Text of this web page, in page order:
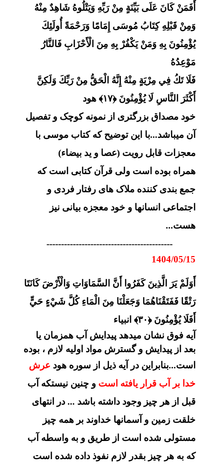
أَفَمَنْ كَانَ عَلَى بَيِّنَةٍ مِنْ رَبِّهِ وَيَتْلُوهُ شَاهِدٌ مِنْهُ
وَمِنْ قَبْلِهِ كِتَابُ مُوسَى إِمَامًا وَرَحْمَةً أُولَئِكَ
يُؤْمِنُونَ بِهِ وَمَنْ يَكْفُرْ بِهِ مِنَ الْأَحْزَابِ فَالنَّارُ
مَوْعِدُهُ
فَلَا تَكُ فِي مِرْيَةٍ مِنْهُ إِنَّهُ الْحَقُّ مِنْ رَبِّكَ وَلَكِنَّ
أَكْثَرَ النَّاسِ لَا يُؤْمِنُونَ ﴿۱۷﴾ هود
خود مصداق بزرگتری از نمونه کوچک و تفصیل
آن میباشد...با این توضیح که کتاب موسی با
معجزات قابل رویت (عصا و ید بیضاء)
همراه بوده است ولی قرآن کتابی است که
جمع بندی کننده ملاک های رفتار فردی و
اجتماعی انسانها و خود معجزه بیانی نیز
هست...
-------------------------------------------
1404/05/15
أَوَلَمْ يَرَ الَّذِينَ كَفَرُوا أَنَّ السَّمَاوَاتِ وَالْأَرْضَ كَانَتَا
رَتْقًا فَفَتَقْنَاهُمَا وَجَعَلْنَا مِنَ الْمَاءِ كُلَّ شَيْءٍ حَيٍّ
أَفَلَا يُؤْمِنُونَ ﴿۳۰﴾ انبیاء
آیه فوق نشان میدهد پیدایش آب همزمان یا
بعد از پیدایش و گسترش مواد اولیه لازم ، بوده
است...بنابراین در آیه ذیل از سوره هود عرش
خدا بر آب قرار یافته است و چنین نیستکه آب
قبل از هر چیز وجود داشته باشد ... در انتهای
خلقت زمین و آسمانها خداوند بر همه چیز
مستولی شده است از طریق و به واسطه آب
که به هر چیز بقدر لازم نفوذ داده شده است